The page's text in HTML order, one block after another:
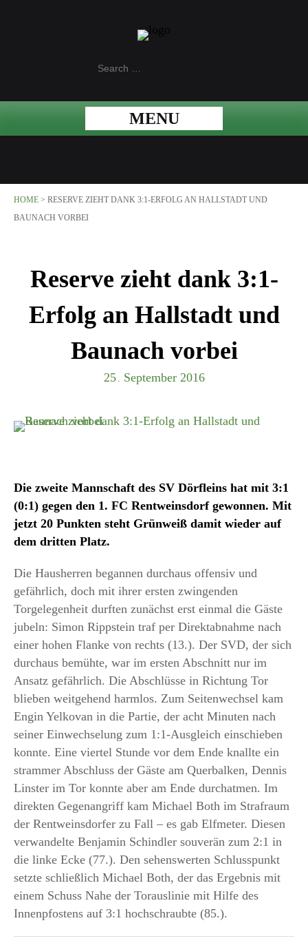
MENU
HOME > RESERVE ZIEHT DANK 3:1-ERFOLG AN HALLSTADT UND
BAUNACH VORBEI
Reserve zieht dank 3:1-
Erfolg an Hallstadt und
Baunach vorbei
25 . September 2016
Die zweite Mannschaft des SV Dörfleins hat mit 3:1
(0:1) gegen den 1. FC Rentweinsdorf gewonnen. Mit
jetzt 20 Punkten steht Grünweiß damit wieder auf
dem dritten Platz.
Die Hausherren begannen durchaus offensiv und
gefährlich, doch mit ihrer ersten zwingenden
Torgelegenheit durften zunächst erst einmal die Gäste
jubeln: Simon Rippstein traf per Direktabnahme nach
einer hohen Flanke von rechts (13.). Der SVD, der sich
durchaus bemühte, war im ersten Abschnitt nur im
Ansatz gefährlich. Die Abschlüsse in Richtung Tor
blieben weitgehend harmlos. Zum Seitenwechsel kam
Engin Yelkovan in die Partie, der acht Minuten nach
seiner Einwechselung zum 1:1-Ausgleich einschieben
konnte. Eine viertel Stunde vor dem Ende knallte ein
strammer Abschluss der Gäste am Querbalken, Dennis
Linster im Tor konnte aber am Ende durchatmen. Im
direkten Gegenangriff kam Michael Both im Strafraum
der Rentweinsdorfer zu Fall – es gab Elfmeter. Diesen
verwandelte Benjamin Schindler souverän zum 2:1 in
die linke Ecke (77.). Den sehenswerten Schlusspunkt
setzte schließlich Michael Both, der das Ergebnis mit
einem Schuss Nahe der Torauslinie mit Hilfe des
Innenpfostens auf 3:1 hochschraubte (85.).